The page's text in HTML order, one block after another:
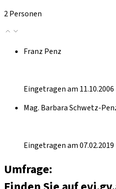
2 Personen
Franz Penz
Eingetragen am 11.10.2006
Mag. Barbara Schwetz-
Eingetragen am 07.02.2019
Umfrage: